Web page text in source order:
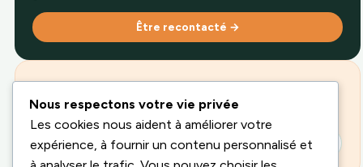
Être recontacté →
Les 12 erreurs à éviter après un licenciement.
Télécharger
Nous respectons votre vie privée
Les cookies nous aident à améliorer votre
expérience, à fournir un contenu personnalisé et